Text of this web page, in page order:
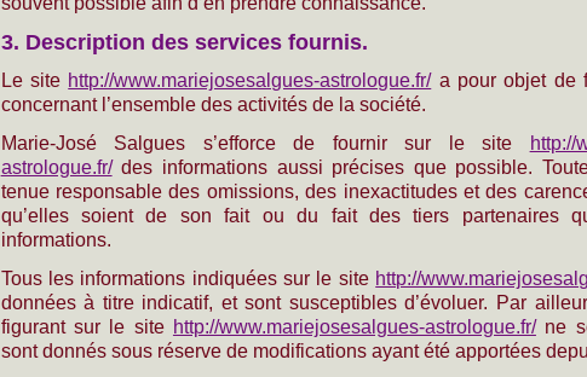
3. Description des services fournis.
Le site http://www.mariejosesalgues-astrologue.fr/a pour objet de
concernant l’ensemble des activités de la société.
Marie-José Salgues s’efforce de fournir sur le site
http://
astrologue.fr/des informations aussi précises que possible.
tenue responsable des omissions, des inexactitudes et des
qu’elles soient de son fait ou du fait des tiers partenaires
informations.
Tous les informations indiquées sur le site http://
données à titre indicatif, et sont susceptibles d’évoluer. Par
figurant sur le site http://www.mariejosesalgues-astrologue.fr/ne
sont donnés sous réserve de modifications ayant été apportées